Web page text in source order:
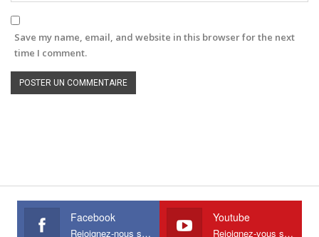
Save my name, email, and website in this browser for the next
time I comment.
Facebook
Rejoignez-nous sur Facebook
Youtube
Rejoignez-vous sur Youtube